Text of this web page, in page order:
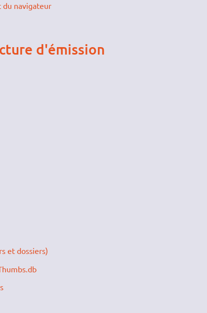
du navigateur
d'émission
et dossiers)